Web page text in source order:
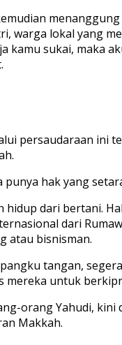
warga lokal yang
sukai, maka
persaudaraan ini
hak yang
dari bertani.
dari
atau bisnisman.
tangan,
mereka untuk
orang Yahudi,
Makkah.